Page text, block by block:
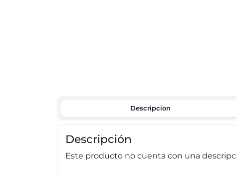
Descripcion
Descripción
Este producto no cuenta con una